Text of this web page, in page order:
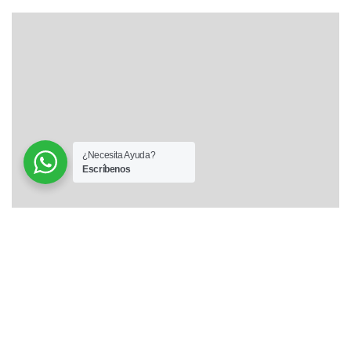
¿Necesita Ayuda?
Escríbenos